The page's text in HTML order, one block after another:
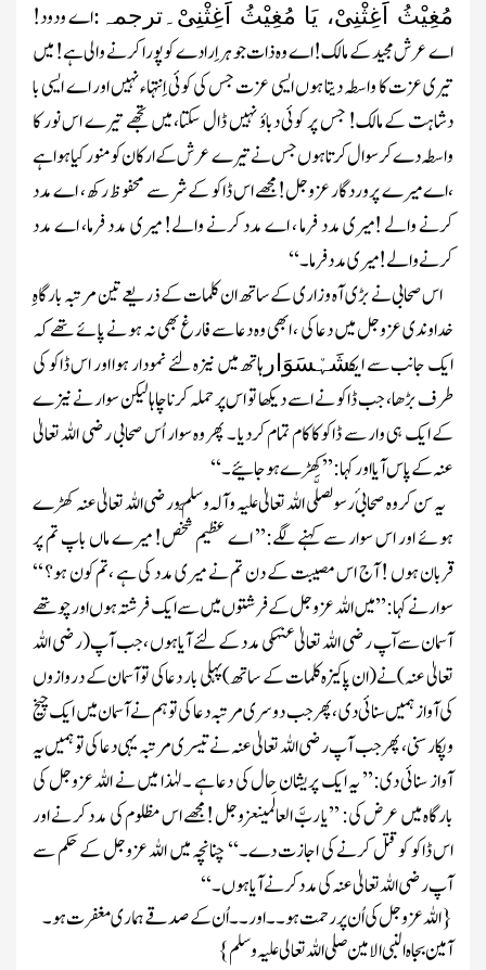
مُغِیْثُ اََغِثْنِیْ، یَا مُغِیْثُ اََغِثْنِیْ۔ترجمہ:اے ودود!
اے عرش مجید کے مالک! اے وہ ذات جو ہر اِرادے کو پورا کرنے والی ہے! میں
تیری عزت کا واسطہ دیتا ہوں ایسی عزت جس کی کوئی اِنتہاء نہیں اور اے ایسی با
دشاہت کے مالک! جس پر کوئی دباؤ نہیں ڈال سکتا، میں تجھے تیرے اس نور کا
واسطہ دے کر سوال کرتا ہوں جس نے تیرے عرش کے ارکان کو منور کیا ہوا ہے
،اے میرے پروردگار عزوجل!مجھے اس ڈاکو کے شر سے محفو ظ رکھ ، اے مدد
کرنے والے !میری مدد فرما ، اے مدد کرنے والے! میری مدد فرما، اے مدد
کرنے والے !میری مدد فرما ۔‘‘
اس صحابی نے بڑی آہ وزاری کے ساتھ ان کلمات کے ذریعے تین مرتبہ بارگاہِ
خداوندیعزوجلمیں دعا کی ، ابھی وہ دعا سے فارغ بھی نہ ہو نے پائے تھے کہ
ایک جانب سے ایکشَہْسَوَار ہاتھ میں نیزہ لئے نمودار ہوا اور اس ڈاکو کی
طرف بڑھا، جب ڈاکو نے اسے دیکھا تو اس پر حملہ کرنا چاہا لیکن سوار نے نیز ے
کے ایک ہی وار سے ڈاکو کا کام تمام کردیا ۔ پھر وہ سوار اُس صحابیرضی اللہ تعالیٰ
عنہکے پاس آیا اور کہا: ’’کھڑے ہوجائیے۔‘‘
یہ سن کر وہ صحابی ٔرسولصلَّی اللہ تعالیٰ علیہ وآلہ وسلَّمورضی اللہ تعالیٰ عنہکھڑے
ہوئے اور اس سوار سے کہنے لگے:’’ اے عظیم شخص! میرے ماں باپ تم پر
قربان ہوں ! آج اس مصیبت کے دن تم نے میری مدد کی ہے ،تم کون ہو؟ ‘‘
سوارنے کہا: ’’میں اللہعزوجلکے فر شتوں میں سے ایک فرشتہ ہوں اور چوتھے
آسمان سے ا ٓ پرضی اللہ تعالیٰ عنہکی مدد کے لئے آیاہوں ، جب آپ(رضی اللہ
تعالیٰ عنہ)نے(ان پاکیزہ کلمات کے ساتھ)پہلی بار دعا کی توآسمان کے دروازوں
کی آواز ہمیں سنائی دی ، پھر جب دوسری مرتبہ دعا کی تو ہم نے آسمان میں ایک چیخ
وپکار سنی، پھر جب آپرضی اللہ تعالیٰ عنہنے تیسری مرتبہ یہی دعا کی تو ہمیں یہ
آواز سنائی دی:’’ یہ ایک پریشان حال کی دعا ہے ۔لہٰذا میں نے اللہعزوجلکی
بارگاہ میں عرض کی: ’’یا ربَّ العالَمینعزوجل!مجھے اس مظلوم کی مدد کر نے اور
اس ڈاکو کو قتل کرنے کی اجازت دے۔‘‘ چنانچہ میں اللہعزوجلکے حکم سے
آپرضی اللہ تعالیٰ عنہکی مدد کرنے آیا ہوں۔‘‘
{اللہعزوجلکی اُن پر رحمت ہو۔۔اور۔۔ اُن کے صدقے ہماری مغفرت ہو۔
آمین بجاہ النبی الامین صلی اللہ تعالی علیہ وسلم}